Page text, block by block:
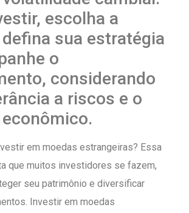
escolha a
sua estratégia
o
considerando
a riscos e o
em moedas estrangeiras? Essa
que muitos investidores se fazem,
seu patrimônio e diversificar
Investir em moedas